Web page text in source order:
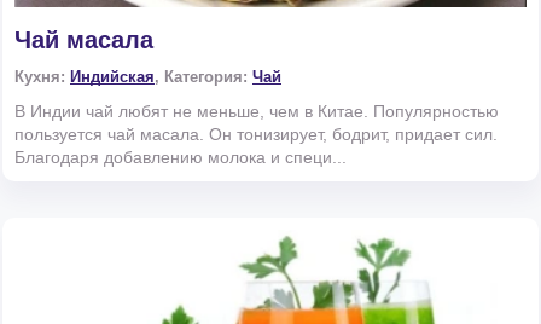
Чай масала
Кухня: Индийская, Категория: Чай
В Индии чай любят не меньше, чем в Китае. Популярностью
пользуется чай масала. Он тонизирует, бодрит, придает сил.
Благодаря добавлению молока и специ...